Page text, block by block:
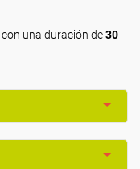
con una duración de30